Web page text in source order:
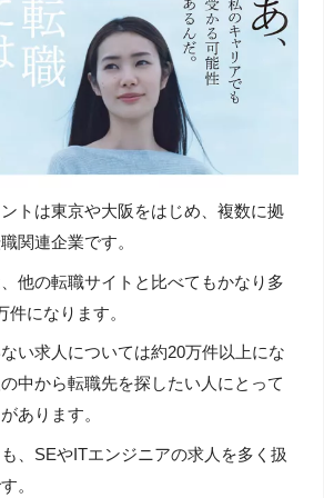
トは東京や大阪をはじめ、複数に拠
関連企業です。
他の転職サイトと比べてもかなり多
件になります。
い求人については約20万件以上にな
中から転職先を探したい人にとって
あります。
、SEやITエンジニアの求人を多く扱
。